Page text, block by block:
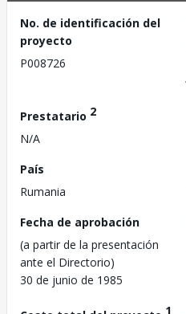
No. de identificación del
proyecto
P008726
Prestatario 2
N/A
País
Rumania
Fecha de aprobación
(a partir de la presentación
ante el Directorio)
30 de junio de 1985
1